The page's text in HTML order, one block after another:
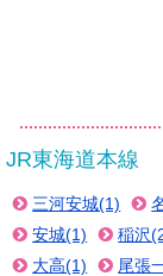
JR東海道本線
三河安城(1)
安城(1)
稲沢
大高(1)
尾張